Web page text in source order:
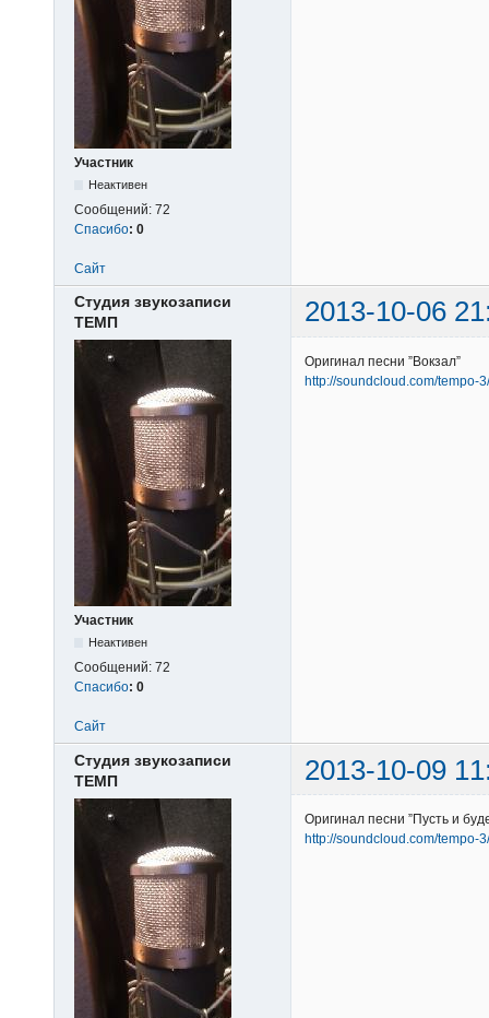
Участник
Неактивен
Сообщений: 72
Спасибо: 0
Сайт
Студия звукозаписи
ТЕМП
2013-10-06
Участник
Неактивен
Сообщений: 72
Спасибо: 0
Оригинал песни ”Вокзал”
http://soundcloud.com/tempo-
Сайт
Студия звукозаписи
ТЕМП
2013-10-09
Оригинал песни ”Пусть и
http://soundcloud.com/tempo-